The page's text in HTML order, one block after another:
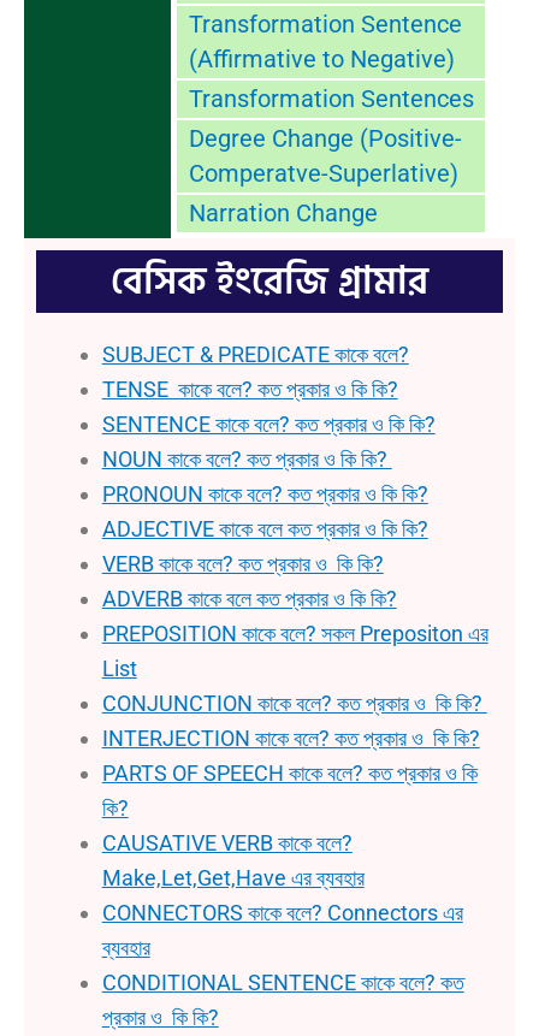
Transformation Sentence
(Affirmative to Negative)
Transformation Sentences
Degree Change (Positive-
Comperatve-Superlative)
Narration Change
বেসিক ইংরেজি গ্রামার
SUBJECT & PREDICATE কাকে বলে?
TENSE কাকে বলে? কত প্রকার ও কি কি?
SENTENCE কাকে বলে? কত প্রকার ও কি কি?
NOUN কাকে বলে? কত প্রকার ও কি কি?
PRONOUN কাকে বলে? কত প্রকার ও কি কি?
ADJECTIVE কাকে বলে কত প্রকার ও কি কি?
VERB কাকে বলে? কত প্রকার ও কি কি?
ADVERB কাকে বলে কত প্রকার ও কি কি?
PREPOSITION কাকে বলে? সকল Prepositon এর
List
CONJUNCTION কাকে বলে? কত প্রকার ও কি কি?
INTERJECTION কাকে বলে? কত প্রকার ও কি কি?
PARTS OF SPEECH কাকে বলে? কত প্রকার ও কি
কি?
CAUSATIVE VERB কাকে বলে?
Make,Let,Get,Have এর ব্যবহার
CONNECTORS কাকে বলে? Connectors এর
ব্যবহার
CONDITIONAL SENTENCE কাকে বলে? কত
প্রকার ও কি কি?